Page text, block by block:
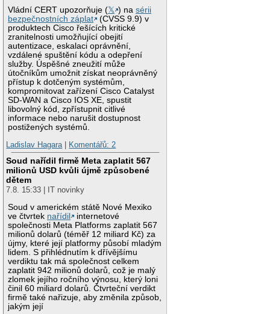
Vládní CERT upozorňuje (𝕏 ) nasérii
bezpečnostních záplat
(CVSS 9.9) v
produktech Cisco řešících kritické
zranitelnosti umožňující obejití
autentizace, eskalaci oprávnění,
vzdálené spuštění kódu a odepření
služby. Úspěšné zneužití může
útočníkům umožnit získat neoprávněný
přístup k dotčeným systémům,
kompromitovat zařízení Cisco Catalyst
SD-WAN a Cisco IOS XE, spustit
libovolný kód, zpřístupnit citlivé
informace nebo narušit dostupnost
postižených systémů.
Ladislav Hagara| Komentářů: 2
Soud nařídil firmě Meta zaplatit 567
milionů USD kvůli újmě způsobené
dětem
7.8. 15:33 | IT novinky
Soud v americkém státě Nové Mexiko
ve čtvrtek nařídil
internetové
společnosti Meta Platforms zaplatit 567
milionů dolarů (téměř 12 miliard Kč) za
újmy, které její platformy působí mladým
lidem. S přihlédnutím k dřívějšímu
verdiktu tak má společnost celkem
zaplatit 942 milionů dolarů, což je malý
zlomek jejího ročního výnosu, který loni
činil 60 miliard dolarů. Čtvrteční verdikt
firmě také nařizuje, aby změnila způsob,
jakým její